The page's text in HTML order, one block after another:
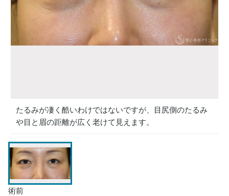
たるみが凄く酷いわけではないですが、目尻側のたるみ
や目と眉の距離が広く老けて見えます。
術前